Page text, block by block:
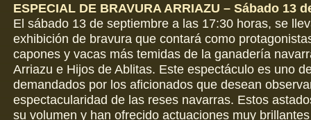
ESPECIAL DE BRAVURA ARRIAZU – Sábado 13
El sábado 13 de septiembre a las 17:30 horas, se
exhibición de bravura que contará como
capones y vacas más temidas de la ganadería
Arriazu e Hijos de Ablitas. Este espectáculo es uno
demandados por los aficionados que desean
espectacularidad de las reses navarras. Estos
su volumen y han ofrecido actuaciones muy